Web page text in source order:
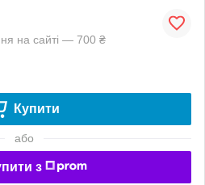
на сайті — 700 ₴
Купити
або
з